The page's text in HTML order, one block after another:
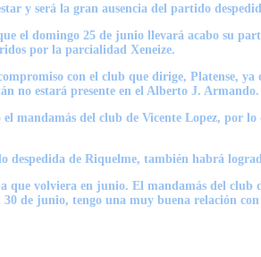
y será la gran ausencia del partido
el domingo 25 de junio llevará acabo su
por la parcialidad Xeneize.
con el club que dirige, Platense,
no estará presente en el Alberto J. Armando.
del club de Vicente Lopez, por
de Riquelme, también habrá
volviera en junio. El mandamás del club
de junio, tengo una muy buena relación